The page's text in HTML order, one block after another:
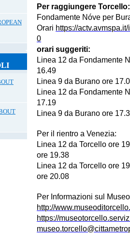
Per raggiungere
Fondamente Nóve per
Orari https://
0
orari suggeriti:
Linea 12 da Fondamente
16.49
Linea 9 da Burano ore
Linea 12 da Fondamente
17.19
Linea 9 da Burano ore
Per il rientro a Venezia:
Linea 12 da Torcello ore
ore 19.38
Linea 12 da Torcello ore
ore 20.08
Per Informazioni sul
http://
https://